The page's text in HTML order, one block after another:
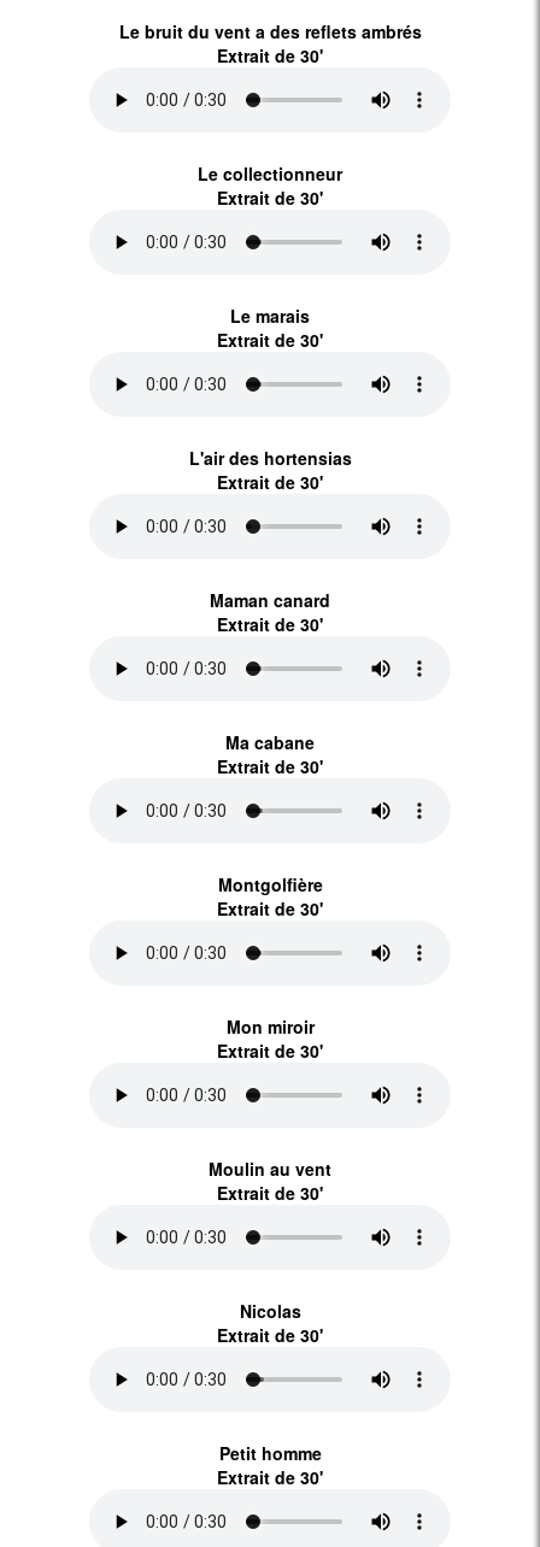
Le bruit du vent a des reflets ambrés
Extrait de 30'
Le collectionneur
Extrait de 30'
Le marais
Extrait de 30'
L'air des hortensias
Extrait de 30'
Maman canard
Extrait de 30'
Ma cabane
Extrait de 30'
Montgolfière
Extrait de 30'
Mon miroir
Extrait de 30'
Moulin au vent
Extrait de 30'
Nicolas
Extrait de 30'
Petit homme
Extrait de 30'